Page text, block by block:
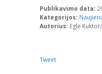
Publikavimo data:
Kategorijos:
Autorius: Eglė
Tweet